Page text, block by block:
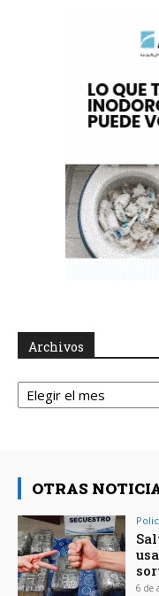
Archivos
Archivos
OTRAS
6 de